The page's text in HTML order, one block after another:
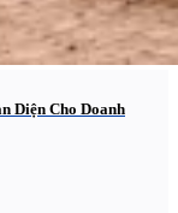
Diện Cho Doanh